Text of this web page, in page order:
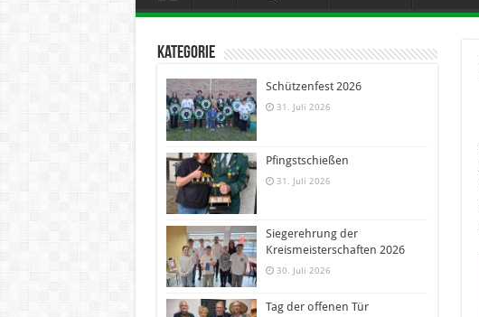
Kategorie
Schützenfest 2026
31. Juli 2026
Pfingstschießen
31. Juli 2026
Siegerehrung der
Kreismeisterschaften 2026
30. Juli 2026
Tag der offenen Tür